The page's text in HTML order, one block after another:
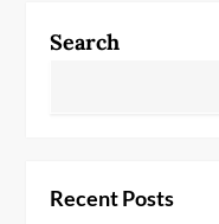
Search
Recent Posts